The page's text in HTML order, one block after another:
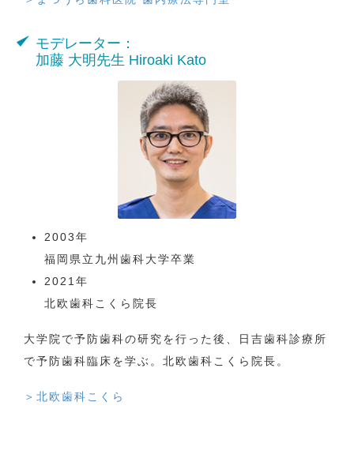
モデレーター：
加藤 大明先生 Hiroaki Kato
2003年
福岡県立九州歯科大学卒業
2021年
北欧歯科こくら院長
大学院で予防歯科の研究を行った後、日吉歯科診療所
で予防歯科臨床を学ぶ。北欧歯科こくら院長。
＞北欧歯科こくら